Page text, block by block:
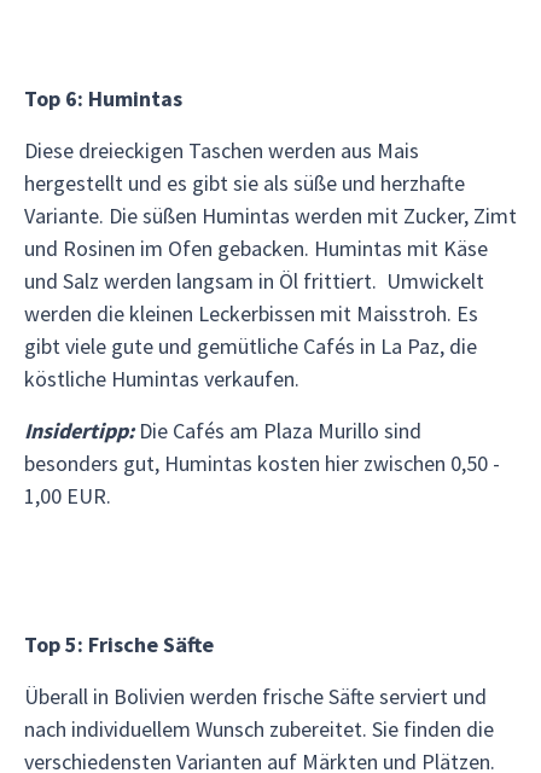
Top 6: Humintas
Diese dreieckigen Taschen werden aus Mais
hergestellt und es gibt sie als süße und herzhafte
Variante. Die süßen Humintas werden mit Zucker, Zimt
und Rosinen im Ofen gebacken. Humintas mit Käse
und Salz werden langsam in Öl frittiert. Umwickelt
werden die kleinen Leckerbissen mit Maisstroh. Es
gibt viele gute und gemütliche Cafés in La Paz, die
köstliche Humintas verkaufen.
Insidertipp:Die Cafés am Plaza Murillo sind
besonders gut, Humintas kosten hier zwischen 0,50 -
1,00 EUR.
Top 5: Frische Säfte
Überall in Bolivien werden frische Säfte serviert und
nach individuellem Wunsch zubereitet. Sie finden die
verschiedensten Varianten auf Märkten und Plätzen.